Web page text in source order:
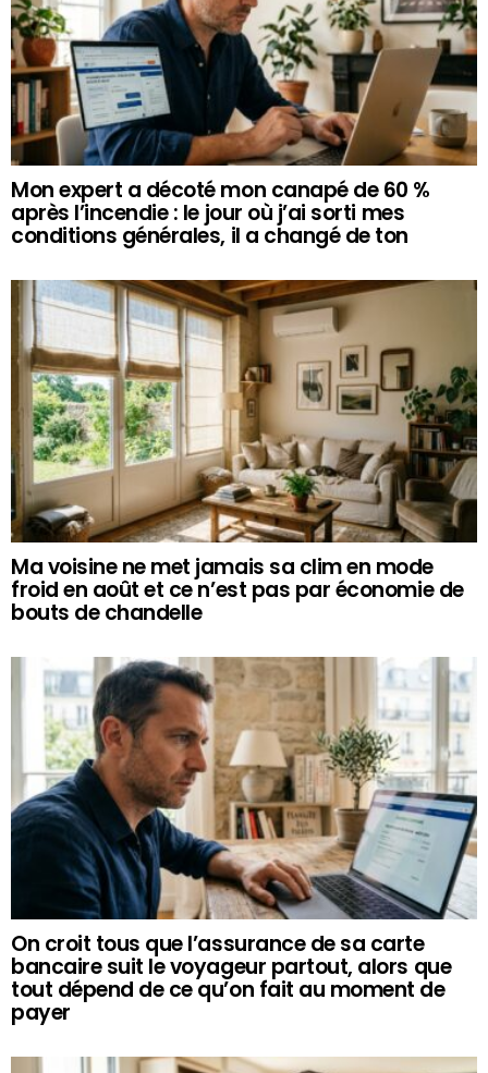
Mon expert a décoté mon canapé de 60 %
après l’incendie : le jour où j’ai sorti mes
conditions générales, il a changé de ton
Ma voisine ne met jamais sa clim en mode
froid en août et ce n’est pas par économie de
bouts de chandelle
On croit tous que l’assurance de sa carte
bancaire suit le voyageur partout, alors que
tout dépend de ce qu’on fait au moment de
payer